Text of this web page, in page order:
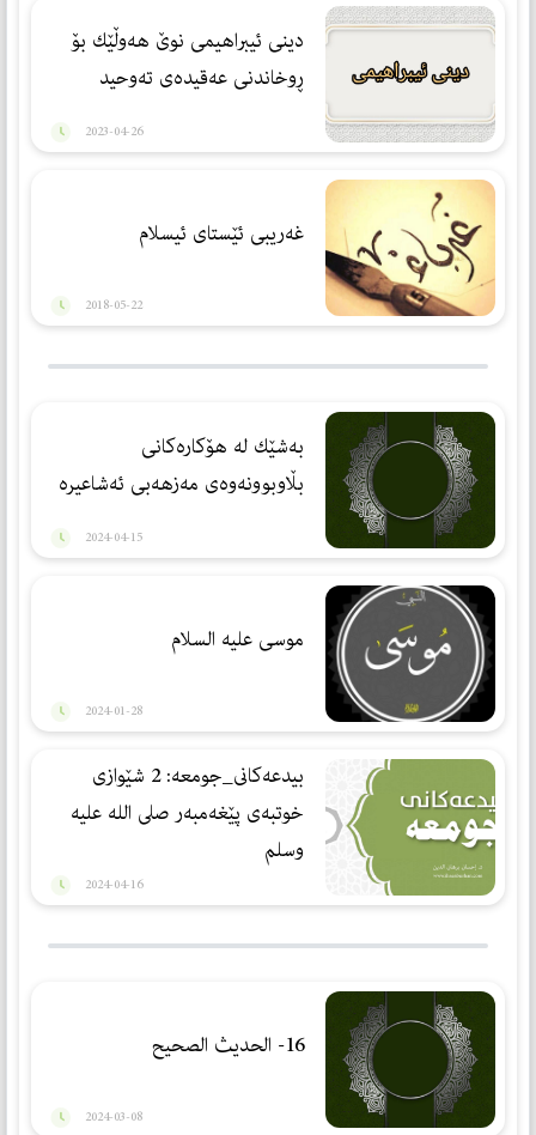
دینی ئیبراهیمی نوێ هەوڵێك بۆ
ڕوخاندنی عەقیدەی تەوحید
2023-04-26
غەریبی ئێستای ئیسلام
2018-05-22
بەشێك لە هۆكارەكانی
بڵاوبوونەوەی مەزهەبی ئەشاعیرە
2024-04-15
موسی علیه السلام
2024-01-28
بيدعه‌كانى_جومعه: 2 شێوازى
خوتبه‌ى پێغه‌مبه‌ر صلى الله عليه
وسلم
2024-04-16
16- الحديث الصحيح
2024-03-08